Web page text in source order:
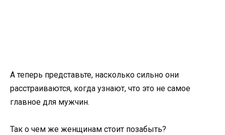
А теперь представьте, насколько сильно они
расстраиваются, когда узнают, что это не самое
главное для мужчин.
Так о чем же женщинам стоит позабыть?